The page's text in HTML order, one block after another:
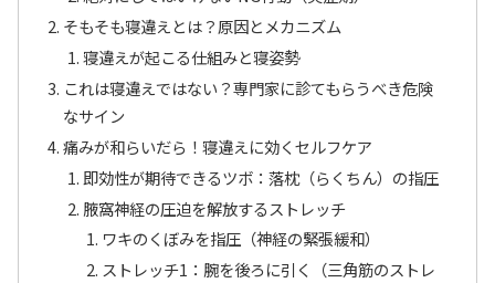
そもそも寝違えとは？原因とメカニズム
寝違えが起こる仕組みと寝姿勢
これは寝違えではない？専門家に診てもらうべき危険
なサイン
痛みが和らいだら！寝違えに効くセルフケア
即効性が期待できるツボ：落枕（らくちん）の指圧
腋窩神経の圧迫を解放するストレッチ
ワキのくぼみを指圧（神経の緊張緩和）
ストレッチ1：腕を後ろに引く（三角筋のストレ